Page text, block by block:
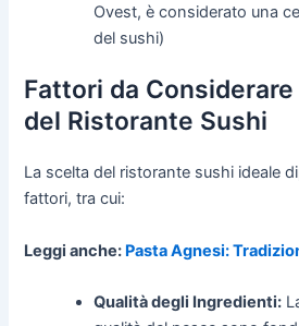
Ovest, è considerato una
del sushi)
Fattori da
del Ristorante Sushi
La scelta del ristorante sushi ideale
fattori, tra cui:
Leggi anche: Pasta Agnesi:
Qualità degli Ingredienti: